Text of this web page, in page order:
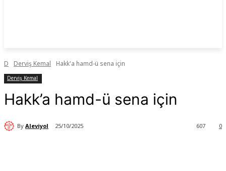
D Derviş Kemal Hakk'a hamd-ü sena için
Derviş Kemal
Hakk’a hamd-ü sena için
By Aleviyol 25/10/2025 0
607